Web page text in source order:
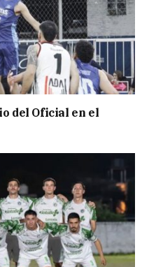
del Oficial en el